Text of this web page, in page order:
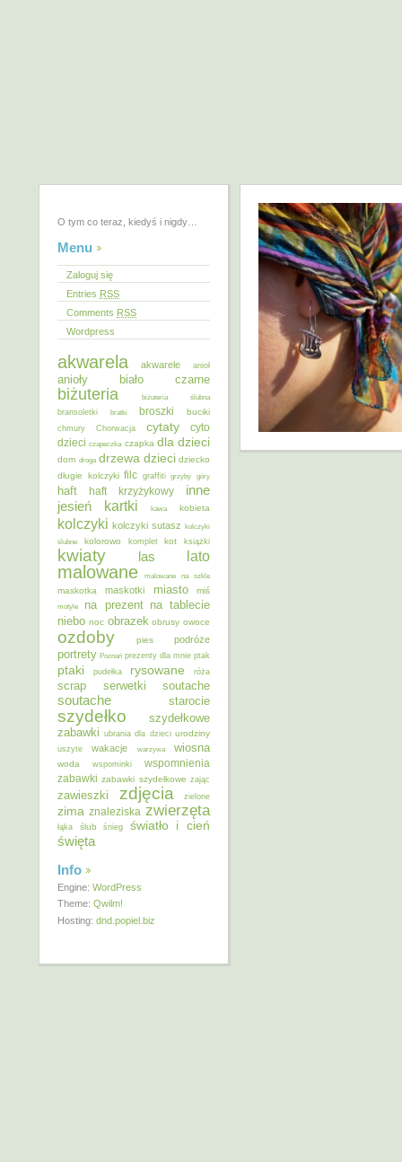
O tym co teraz, kiedyś i nigdy…
Menu
Zaloguj się
Entries RSS
Comments RSS
Wordpress
akwarela akwarele anioł
anioły biało czarne
biżuteria
biżuteria ślubna
bransoletki
bratki broszki buciki
chmury Chorwacja cytaty
cyto
dzieci czapeczka czapka dla dzieci
dom droga drzewa dzieci dziecko
długie kolczyki filc graffiti grzyby góry
haft haft krzyżykowy inne
jesień kartki kawa kobieta
kolczyki kolczyki sutasz kolczyki
ślubne
kolorowo komplet kot książki
kwiaty las lato
malowane malowane na szkle
maskotka maskotki miasto miś
motyle na prezent na tablecie
niebo noc obrazek obrusy owoce
ozdoby pies podróże
portrety Poznań prezenty dla mnie ptak
ptaki pudełka rysowane róża
scrap serwetki soutache
soutache starocie
szydełko
szydełkowe
zabawki ubrania dla dzieci urodziny
uszyte wakacje warzywa wiosna
woda wspominki
wspomnienia
zabawki zabawki szydełkowe zając
zawieszki zdjęcia zielone
zima znaleziska zwierzęta
łąka ślub śnieg światło i cień
święta
Info
Engine: WordPress
Theme: Qwilm!
Hosting: dnd.popiel.biz